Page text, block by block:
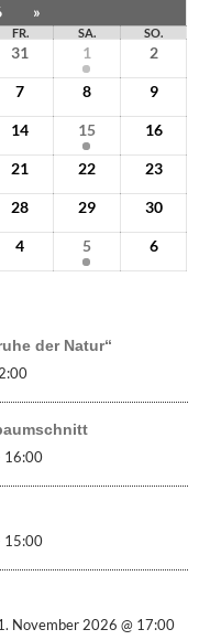
»
FR. SA. SO.
31 1 2
7 8 9
14 15 16
21 22 23
28 29 30
4 5 6
der Natur“
16:00
15:00
November 2026 @ 17:00